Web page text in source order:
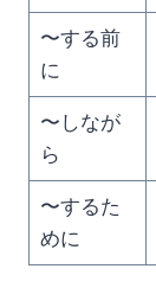
〜する前
に
〜しなが
ら
〜するた
めに